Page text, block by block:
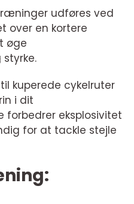
udføres ved
over en kortere
øge
kuperede cykelruter
i dit
eksplosivitet
for at tackle stejle